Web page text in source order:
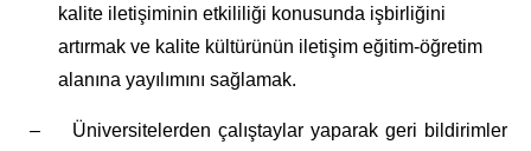
kalite iletişiminin etkililiği konusunda işbirliğini
artırmak ve kalite kültürünün iletişim eğitim-öğretim
alanına yayılımını sağlamak.
–
Üniversitelerden çalıştaylar yaparak geri bildirimler